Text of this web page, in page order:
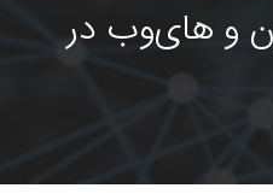
و های‌وب در